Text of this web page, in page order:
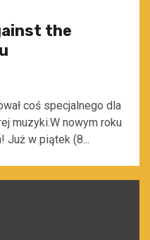
the
coś specjalnego dla
muzyki.W nowym roku
Już w piątek (8...